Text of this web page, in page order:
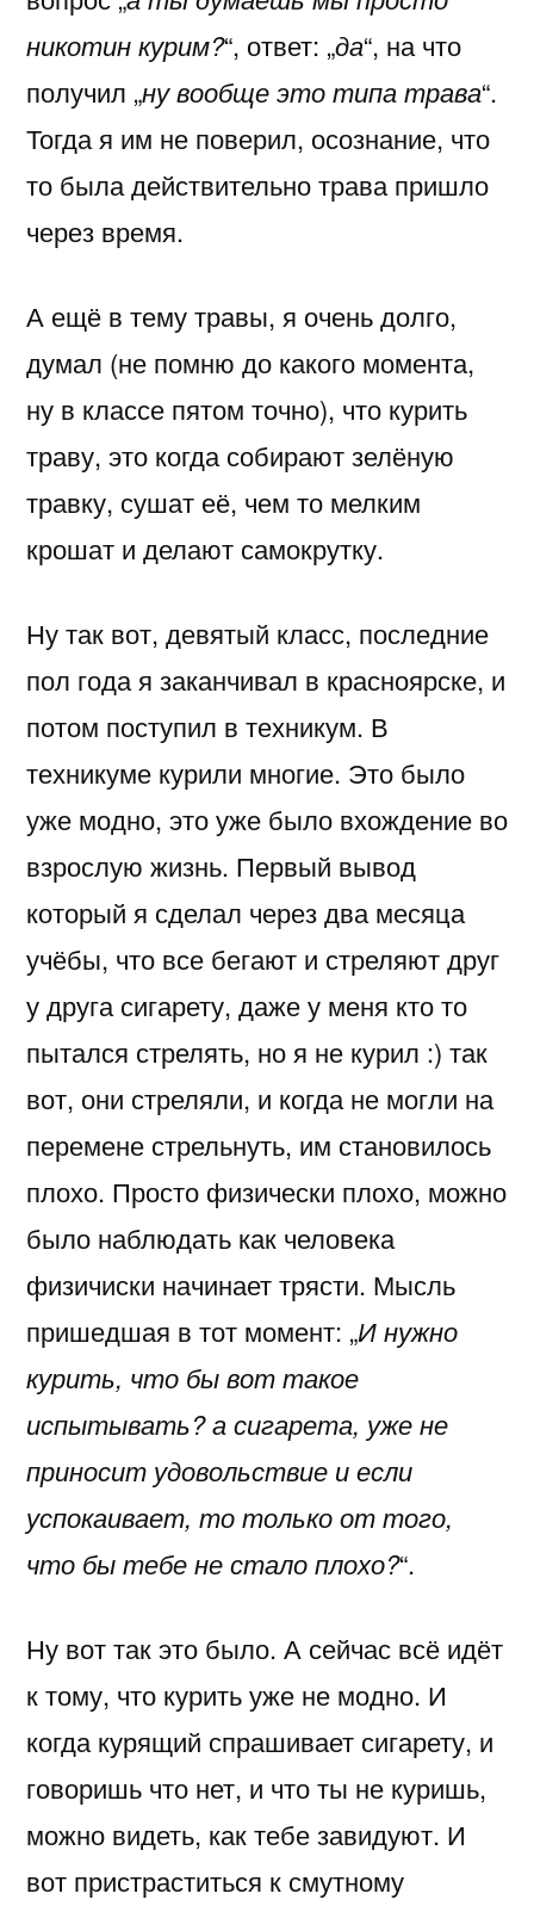
никотин курим?“, ответ: „да“, на что
получил „ну вообще это типа трава“.
Тогда я им не поверил, осознание, что
то была действительно трава пришло
через время.
А ещё в тему травы, я очень долго,
думал (не помню до какого момента,
ну в классе пятом точно), что курить
траву, это когда собирают зелёную
травку, сушат её, чем то мелким
крошат и делают самокрутку.
Ну так вот, девятый класс, последние
пол года я заканчивал в красноярске, и
потом поступил в техникум. В
техникуме курили многие. Это было
уже модно, это уже было вхождение во
взрослую жизнь. Первый вывод
который я сделал через два месяца
учёбы, что все бегают и стреляют друг
у друга сигарету, даже у меня кто то
пытался стрелять, но я не курил :) так
вот, они стреляли, и когда не могли на
перемене стрельнуть, им становилось
плохо. Просто физически плохо, можно
было наблюдать как человека
физичиски начинает трясти. Мысль
пришедшая в тот момент: „И нужно
курить, что бы вот такое
испытывать? а сигарета, уже не
приносит удовольствие и если
успокаивает, то только от того,
что бы тебе не стало плохо?“.
Ну вот так это было. А сейчас всё идёт
к тому, что курить уже не модно. И
когда курящий спрашивает сигарету, и
говоришь что нет, и что ты не куришь,
можно видеть, как тебе завидуют. И
вот пристраститься к смутному